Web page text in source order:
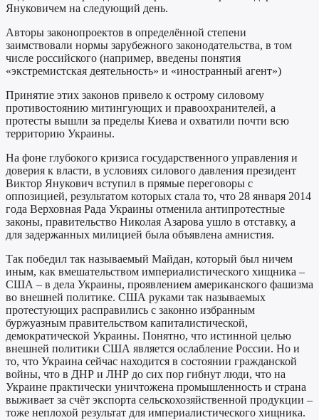
Януковичем на следующий день.
Авторы законопроектов в определённой степени
заимствовали нормы зарубежного законодательства, в том
числе российского (например, введены понятия
«экстремистская деятельность» и «иностранный агент»)
Принятие этих законов привело к острому силовому
противостоянию митингующих и правоохранителей, а
протесты вышли за пределы Киева и охватили почти всю
территорию Украины.
На фоне глубокого кризиса государственного управления и
доверия к власти, в условиях силового давления президент
Виктор Янукович вступил в прямые переговоры с
оппозицией, результатом которых стала то, что 28 января 2014
года Верховная Рада Украины отменила антипротестные
законы, правительство Николая Азарова ушло в отставку, а
для задержанных милицией была объявлена амнистия.
Так победил так называемый Майдан, который был ничем
иным, как вмешательством империалистического хищника –
США – в дела Украины, проявлением американского фашизма
во внешней политике. США руками так называемых
протестующих расправились с законно избранным
буржуазным правительством капиталистической,
демократической Украины. Понятно, что истинной целью
внешней политики США является ослабление России. Но и
то, что Украина сейчас находится в состоянии гражданской
войны, что в ДНР и ЛНР до сих пор гибнут люди, что на
Украине практически уничтожена промышленность и страна
выживает за счёт экспорта сельскохозяйственной продукции –
тоже неплохой результат для империалистического хищника.